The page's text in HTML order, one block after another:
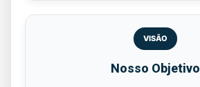
VISÃO
Nosso Objetivo